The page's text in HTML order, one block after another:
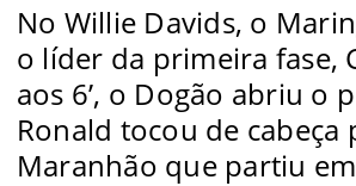
No Willie Davids, o
o líder da primeira fase,
aos 6’, o Dogão abriu o
Ronald tocou de cabeça
Maranhão que partiu em